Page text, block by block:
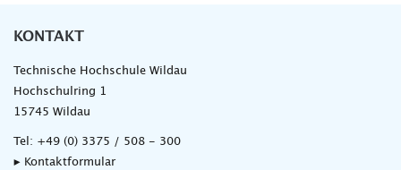
KONTAKT
Technische Hochschule Wildau
Hochschulring 1
15745 Wildau
Tel: +49 (0) 3375 / 508 - 300
▸ Kontaktformular